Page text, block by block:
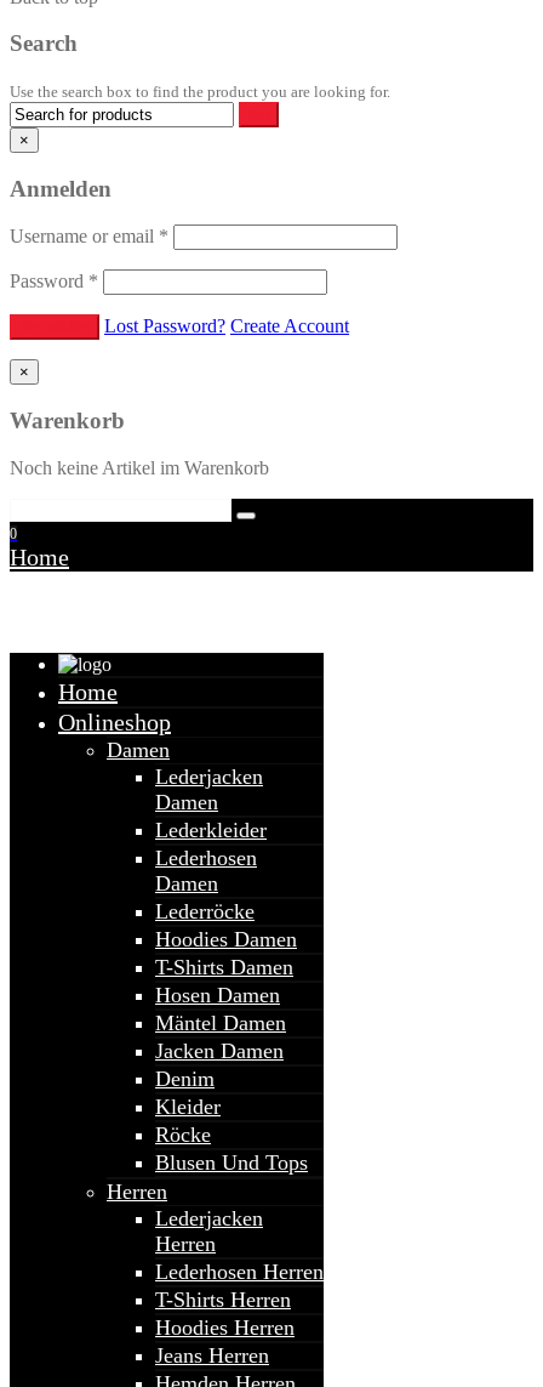
Search
Use the search box to find the product you are looking for.
×
Anmelden
Username or email *
Password *
Lost Password? Create Account
×
Warenkorb
Noch keine Artikel im Warenkorb
0
Home
Home
Onlineshop
Damen
Lederjacken
Damen
Lederkleider
Lederhosen
Damen
Lederröcke
Hoodies Damen
T-Shirts Damen
Hosen Damen
Mäntel Damen
Jacken Damen
Denim
Kleider
Röcke
Blusen Und Tops
Herren
Lederjacken
Herren
Lederhosen Herren
T-Shirts Herren
Hoodies Herren
Jeans Herren